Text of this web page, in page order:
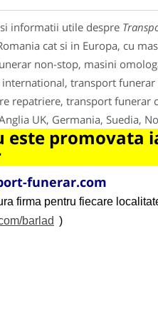
informatii utile despre
cat si in Europa, cu
non-stop, masini
transport funerar
repatriere, transport funerar
UK, Germania, Suedia,
este promovata
funerar.com
firma pentru fiecare
barlad )